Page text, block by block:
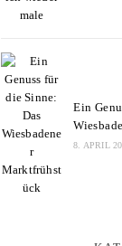
Ein
8. APRIL